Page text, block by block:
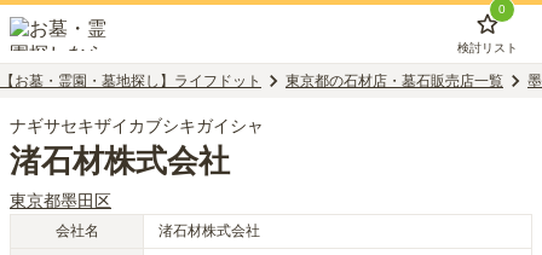
0
検討リスト
【お墓・霊園・墓地探し】ライフドット 東京都の石材店・墓石販売店一覧
ナギサセキザイカブシキガイシャ
渚石材株式会社
東京都墨田区
会社名
渚石材株式会社